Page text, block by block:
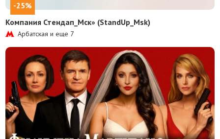
-25%
Компания Стендап_Мск» (StandUp_Msk)
Арбатская и еще 7